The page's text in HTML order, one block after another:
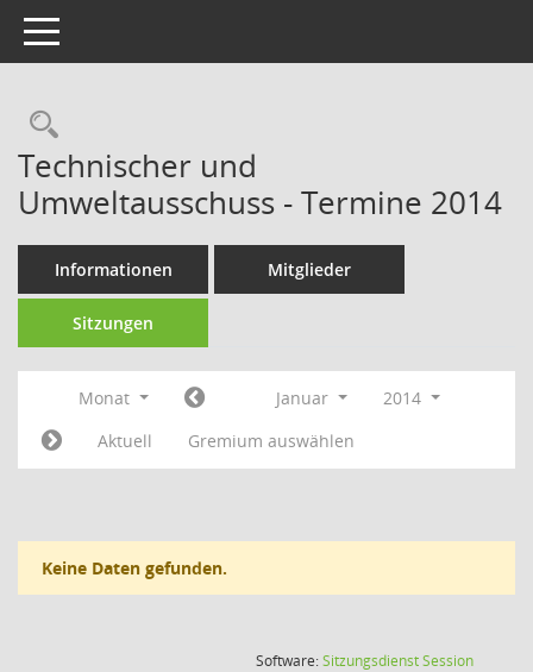
Toggle navigation
Technischer und
Umweltausschuss - Termine 2014
Informationen Mitglieder
Sitzungen
Monat Januar
2014
Aktuell
Gremium auswählen
Keine Daten gefunden.
Software:SitzungsdienstSession(Wird in